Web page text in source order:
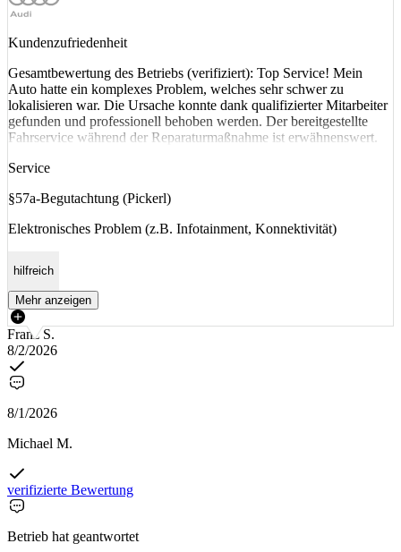
Kundenzufriedenheit
Gesamtbewertung des Betriebs (verifiziert): Top Service! Mein
Auto hatte ein komplexes Problem, welches sehr schwer zu
lokalisieren war. Die Ursache konnte dank qualifizierter Mitarbeiter
gefunden und professionell behoben werden. Der bereitgestellte
Fahrservice während der Reparaturmaßnahme ist erwähnenswert.
Service
§57a-Begutachtung (Pickerl)
Elektronisches Problem (z.B. Infotainment, Konnektivität)
hilfreich
Mehr anzeigen
Franz S.
8/2/2026
8/1/2026
Michael M.
verifizierte Bewertung
Betrieb hat geantwortet